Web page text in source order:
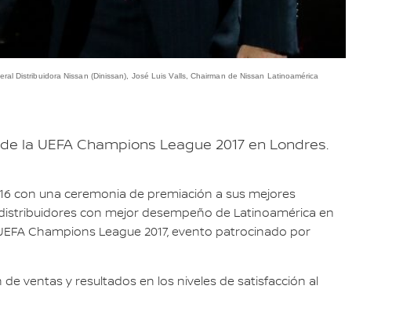
Distribuidora Nissan (Dinissan), José Luis Valls, Chairman de Nissan Latinoamérica
la UEFA Champions League 2017 en Londres.
con una ceremonia de premiación a sus mejores
con mejor desempeño de Latinoamérica en
Champions League 2017, evento patrocinado por
ventas y resultados en los niveles de satisfacción al